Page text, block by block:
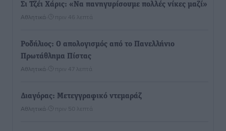
Σι Τζέι Χάρις: «Να πανηγυρίσουμε πολλές νίκες μαζί»
Αθλητικά πριν 46 λεπτά
Ροδήλιος: Ο απολογισμός από το Πανελλήνιο
Πρωτάθλημα Πίστας
Αθλητικά πριν 47 λεπτά
Διαγόρας: Μετεγγραφικό ντεμαράζ
Αθλητικά πριν 50 λεπτά